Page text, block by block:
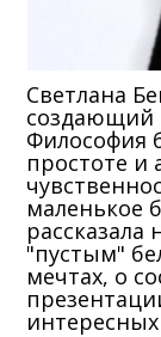
Светлана
создающий
Философия
простоте и
маленькое
рассказала
"пустым"
мечтах, о